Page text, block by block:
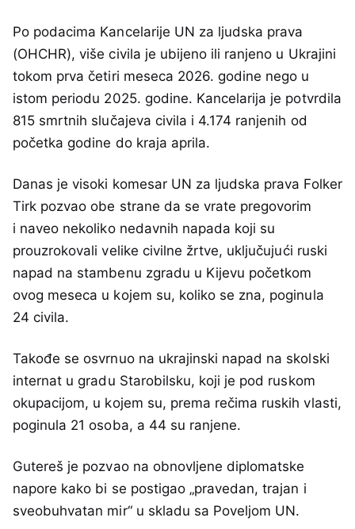
Po podacima Kancelarije UN za ljudska prava
(OHCHR), više civila je ubijeno ili ranjeno u Ukrajini
tokom prva četiri meseca 2026. godine nego u
istom periodu 2025. godine. Kancelarija je potvrdila
815 smrtnih slučajeva civila i 4.174 ranjenih od
početka godine do kraja aprila.
Danas je visoki komesar UN za ljudska prava Folker
Tirk pozvao obe strane da se vrate pregovorim
i naveo nekoliko nedavnih napada koji su
prouzrokovali velike civilne žrtve, uključujući ruski
napad na stambenu zgradu u Kijevu početkom
ovog meseca u kojem su, koliko se zna, poginula
24 civila.
Takođe se osvrnuo na ukrajinski napad na skolski
internat u gradu Starobilsku, koji je pod ruskom
okupacijom, u kojem su, prema rečima ruskih vlasti,
poginula 21 osoba, a 44 su ranjene.
Gutereš je pozvao na obnovljene diplomatske
napore kako bi se postigao „pravedan, trajan i
sveobuhvatan mir“ u skladu sa Poveljom UN.